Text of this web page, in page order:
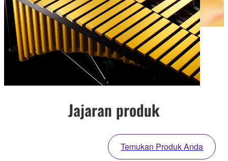
Jajaran produk
Temukan Produk Anda